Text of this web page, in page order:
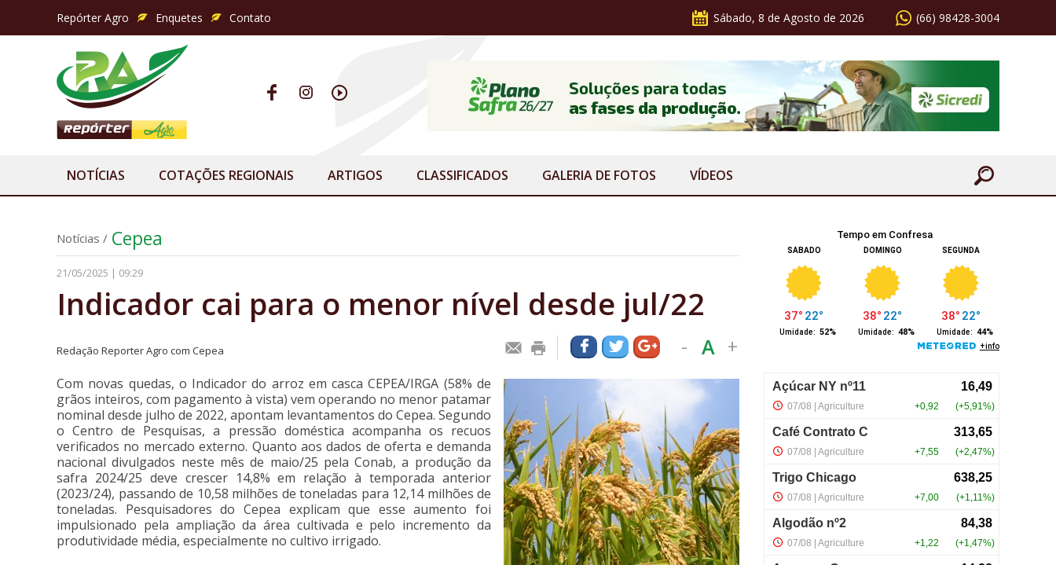
Sábado, 8 de Agosto de 2026 (66) 98428-3004
Repórter Agro Enquetes Contato
NOTÍCIAS COTAÇÕES REGIONAIS ARTIGOS CLASSIFICADOS GALERIA DE FOTOS VÍDEOS
Notícias / Cepea
21/05/2025 | 09:29
Indicador cai para o menor nível desde jul/22
Redação Reporter Agro com Cepea - A +
Com novas quedas, o Indicador do arroz em casca CEPEA/IRGA (58% de
grãos inteiros, com pagamento à vista) vem operando no menor patamar
nominal desde julho de 2022, apontam levantamentos do Cepea. Segundo
o Centro de Pesquisas, a pressão doméstica acompanha os recuos
verificados no mercado externo. Quanto aos dados de oferta e demanda
nacional divulgados neste mês de maio/25 pela Conab, a produção da
safra 2024/25 deve crescer 14,8% em relação à temporada anterior
(2023/24), passando de 10,58 milhões de toneladas para 12,14 milhões de
toneladas. Pesquisadores do Cepea explicam que esse aumento foi
impulsionado pela ampliação da área cultivada e pelo incremento da
produtividade média, especialmente no cultivo irrigado.